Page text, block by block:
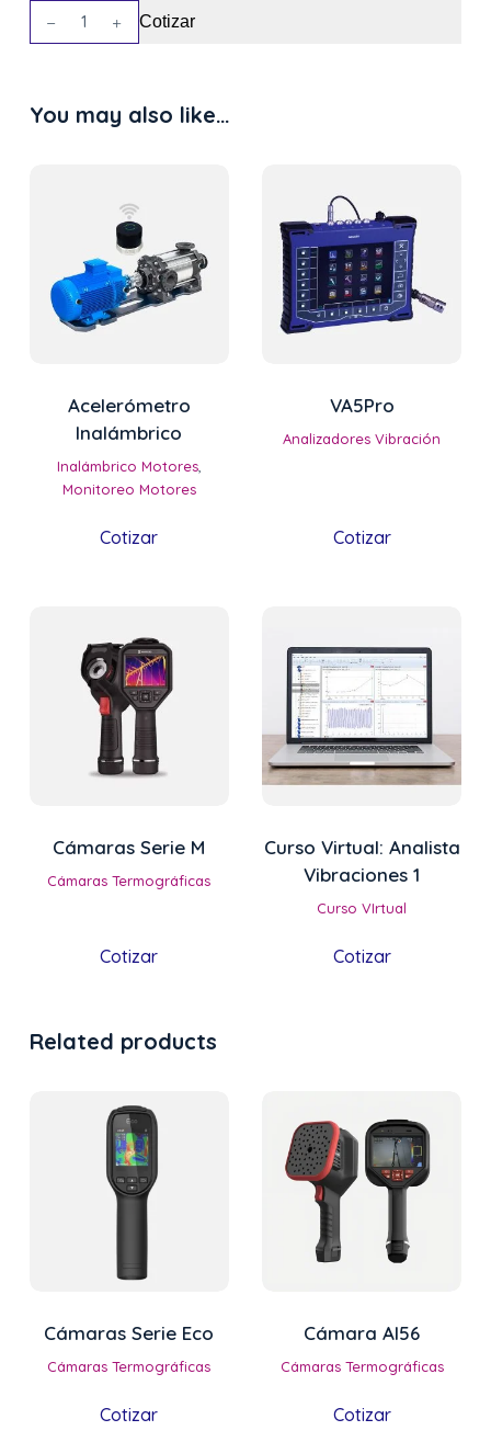
Cámara
SP60
Cotizar
You may also like…
Acelerómetro
Inalámbrico
Inalámbrico Motores,
Monitoreo Motores
Cotizar
VA5Pro
Analizadores Vibración
Cotizar
Cámaras Serie M
Cámaras Termográficas
Cotizar
Curso Virtual: Analista
Vibraciones 1
Curso VIrtual
Cotizar
Related products
Cámaras Serie Eco
Cámaras Termográficas
Cotizar
Cámara AI56
Cámaras Termográficas
Cotizar